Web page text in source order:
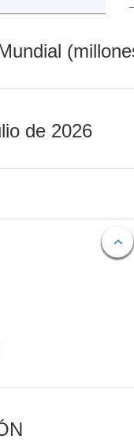
de 2026